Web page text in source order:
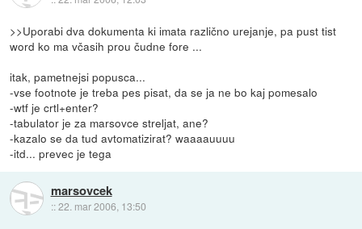
>>Uporabi dva dokumenta ki imata različno urejanje, pa pust tist
word ko ma včasih prou čudne fore ...
itak, pametnejsi popusca...
-vse footnote je treba pes pisat, da se ja ne bo kaj pomesalo
-wtf je crtl+enter?
-tabulator je za marsovce streljat, ane?
-kazalo se da tud avtomatizirat? waaaauuuu
-itd... prevec je tega
marsovcek
::22. mar 2006, 13:50